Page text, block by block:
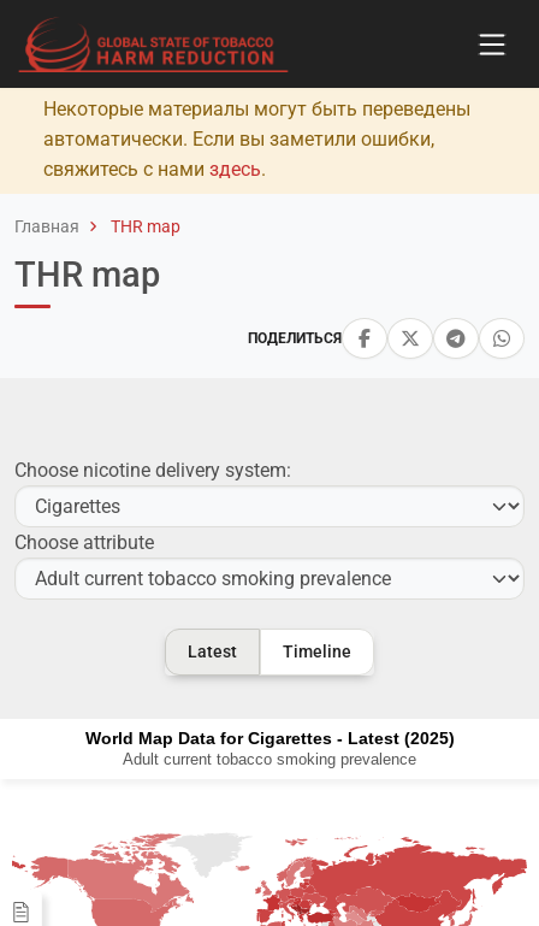
Некоторые материалы могут быть переведены
автоматически. Если вы заметили ошибки,
свяжитесь с нами здесь.
Главная THR map
ПОДЕЛИТЬСЯ
THR map
Choose nicotine delivery system:
Choose attribute
Latest Timeline